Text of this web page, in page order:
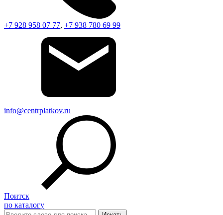
+7 928 958 07 77, +7 938 780 69 99
info@centrplatkov.ru
Поитск
по каталогу